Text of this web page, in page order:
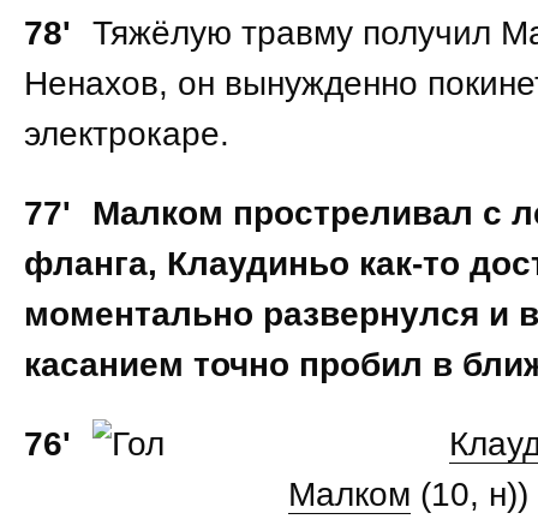
78'
Тяжёлую травму получил
Ненахов, он вынужденно
электрокаре.
77'
Малком простреливал с
фланга, Клаудиньо как-то
моментально развернулся и
касанием точно пробил в
76'
Малком (10, н))